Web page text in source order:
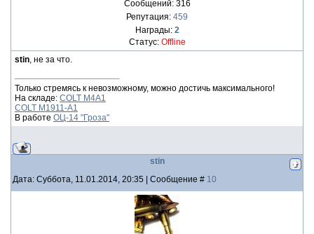
Сообщений: 316
Репутация: 459
Награды: 2
Статус: Offline
stin, не за что.
Только стремясь к невозможному, можно достичь максимального!
На складе: COLT M4A1
COLT M1911-A1
В работе ОЦ-14 "Гроза"
stin
Дата: Суббота, 11.01.2014, 20:35 | Сообщение # 10